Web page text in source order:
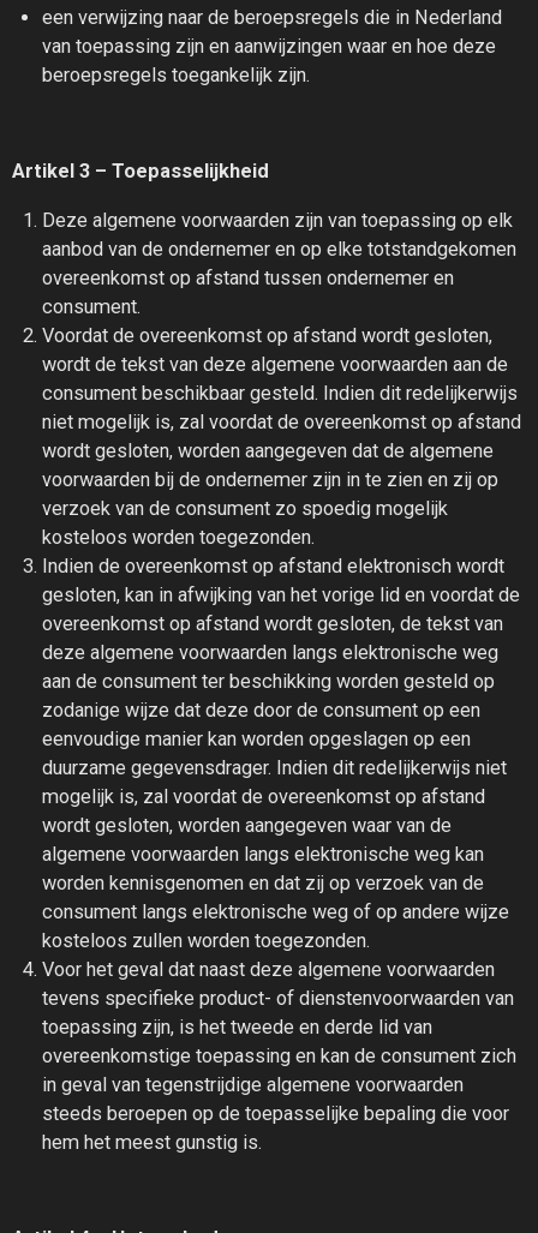
een verwijzing naar de beroepsregels die in Nederland
van toepassing zijn en aanwijzingen waar en hoe deze
beroepsregels toegankelijk zijn.
Artikel 3 – Toepasselijkheid
Deze algemene voorwaarden zijn van toepassing op elk
aanbod van de ondernemer en op elke totstandgekomen
overeenkomst op afstand tussen ondernemer en
consument.
Voordat de overeenkomst op afstand wordt gesloten,
wordt de tekst van deze algemene voorwaarden aan de
consument beschikbaar gesteld. Indien dit redelijkerwijs
niet mogelijk is, zal voordat de overeenkomst op afstand
wordt gesloten, worden aangegeven dat de algemene
voorwaarden bij de ondernemer zijn in te zien en zij op
verzoek van de consument zo spoedig mogelijk
kosteloos worden toegezonden.
Indien de overeenkomst op afstand elektronisch wordt
gesloten, kan in afwijking van het vorige lid en voordat de
overeenkomst op afstand wordt gesloten, de tekst van
deze algemene voorwaarden langs elektronische weg
aan de consument ter beschikking worden gesteld op
zodanige wijze dat deze door de consument op een
eenvoudige manier kan worden opgeslagen op een
duurzame gegevensdrager. Indien dit redelijkerwijs niet
mogelijk is, zal voordat de overeenkomst op afstand
wordt gesloten, worden aangegeven waar van de
algemene voorwaarden langs elektronische weg kan
worden kennisgenomen en dat zij op verzoek van de
consument langs elektronische weg of op andere wijze
kosteloos zullen worden toegezonden.
Voor het geval dat naast deze algemene voorwaarden
tevens specifieke product- of dienstenvoorwaarden van
toepassing zijn, is het tweede en derde lid van
overeenkomstige toepassing en kan de consument zich
in geval van tegenstrijdige algemene voorwaarden
steeds beroepen op de toepasselijke bepaling die voor
hem het meest gunstig is.